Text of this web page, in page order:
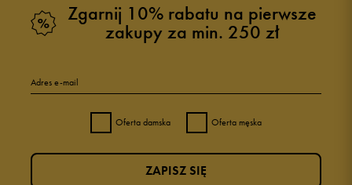
Zgarnij 10% rabatu na pierwsze
zakupy za min. 250 zł
Adres e-mail
Oferta damska Oferta męska
ZAPISZ SIĘ